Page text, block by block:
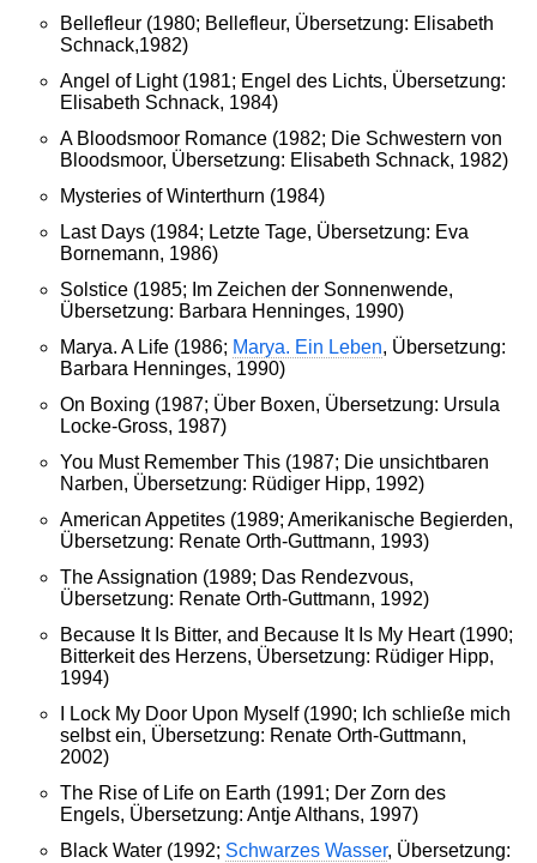
Bellefleur (1980; Bellefleur, Übersetzung: Elisabeth
Schnack,1982)
Angel of Light (1981; Engel des Lichts, Übersetzung:
Elisabeth Schnack, 1984)
A Bloodsmoor Romance (1982; Die Schwestern von
Bloodsmoor, Übersetzung: Elisabeth Schnack, 1982)
Mysteries of Winterthurn (1984)
Last Days (1984; Letzte Tage, Übersetzung: Eva
Bornemann, 1986)
Solstice (1985; Im Zeichen der Sonnenwende,
Übersetzung: Barbara Henninges, 1990)
Marya. A Life (1986; Marya. Ein Leben, Übersetzung:
Barbara Henninges, 1990)
On Boxing (1987; Über Boxen, Übersetzung: Ursula
Locke-Gross, 1987)
You Must Remember This (1987; Die unsichtbaren
Narben, Übersetzung: Rüdiger Hipp, 1992)
American Appetites (1989; Amerikanische Begierden,
Übersetzung: Renate Orth-Guttmann, 1993)
The Assignation (1989; Das Rendezvous,
Übersetzung: Renate Orth-Guttmann, 1992)
Because It Is Bitter, and Because It Is My Heart (1990;
Bitterkeit des Herzens, Übersetzung: Rüdiger Hipp,
1994)
I Lock My Door Upon Myself (1990; Ich schließe mich
selbst ein, Übersetzung: Renate Orth-Guttmann,
2002)
The Rise of Life on Earth (1991; Der Zorn des
Engels, Übersetzung: Antje Althans, 1997)
Black Water (1992; Schwarzes Wasser, Übersetzung: